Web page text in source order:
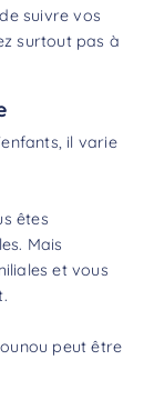
suivre vos
surtout pas à
il varie
êtes
Mais
et vous
peut être